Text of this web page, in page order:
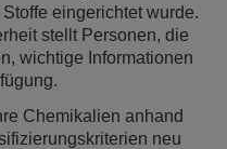
eingerichtet wurde.
stellt Personen, die
wichtige Informationen
Chemikalien anhand
neu